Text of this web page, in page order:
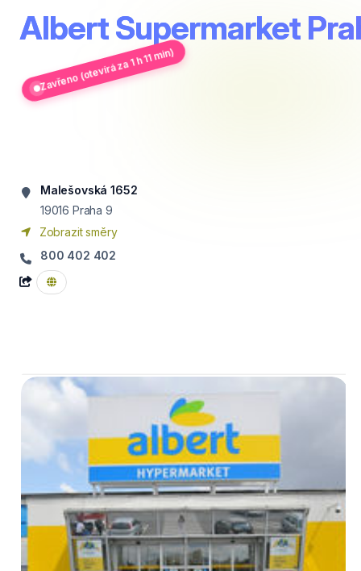
Albert Supermarket
Zavřeno (otevírá za 1 h 11 min)
Malešovská 1652
19016 Praha 9
Zobrazit směry
800 402 402